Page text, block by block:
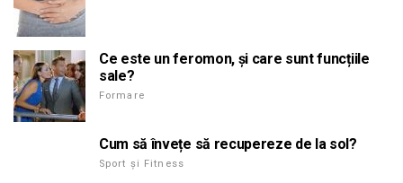
Ce este un feromon, și care sunt funcțiile
sale?
Formare
Cum să învețe să recupereze de la sol?
Sport și Fitness